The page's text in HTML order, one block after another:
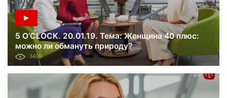
5 O’CLOCK. 20.01.19. Тема: Женщина 40 плюс:
можно ли обмануть природу?
3405